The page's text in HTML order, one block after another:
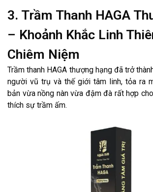
3. Trầm Thanh HAGA
– Khoảnh Khắc Linh
Chiêm Niệm
Trầm thanh HAGA thượng hạng đã trở
người vũ trụ và thế giới tâm linh, tỏa ra
bản vừa nồng nàn vừa đậm đà rất hợp
thích sự trầm ấm.